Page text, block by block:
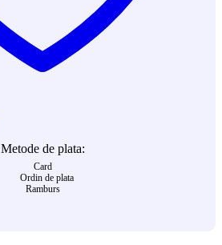
Metode de plata:
Card
Ordin de plata
Ramburs